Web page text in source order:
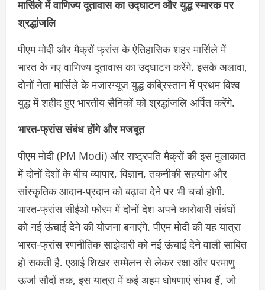
मार्सिले में वाणिज्य दूतावास का उद्घाटन और युद्ध स्मारक पर
श्रद्धांजलि
पीएम मोदी और मैक्रों फ्रांस के ऐतिहासिक शहर मार्सिले में
भारत के नए वाणिज्य दूतावास का उद्घाटन करेंगे. इसके अलावा,
दोनों नेता मार्सिले के मजारग्यूज युद्ध कब्रिस्तान में प्रथम विश्व
युद्ध में शहीद हुए भारतीय सैनिकों को श्रद्धांजलि अर्पित करेंगे.
भारत-फ्रांस संबंध होंगे और मजबूत
पीएम मोदी (PM Modi) और राष्ट्रपति मैक्रों की इस मुलाकात
में दोनों देशों के बीच व्यापार, विज्ञान, तकनीकी सहयोग और
सांस्कृतिक आदान-प्रदान को बढ़ावा देने पर भी चर्चा होगी.
भारत-फ्रांस सीईओ फोरम में दोनों देश अपने कारोबारी संबंधों
को नई ऊंचाई देने की योजना बनाएंगे. पीएम मोदी की यह यात्रा
भारत-फ्रांस रणनीतिक साझेदारी को नई ऊंचाई देने वाली साबित
हो सकती है. एआई शिखर सम्मेलन से लेकर रक्षा और परमाणु
ऊर्जा सौदों तक, इस यात्रा में कई अहम घोषणाएं संभव हैं, जो